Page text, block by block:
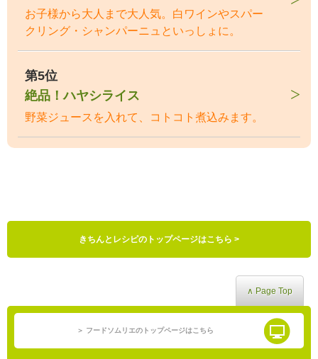
お子様から大人まで大人気。白ワインやスパー
クリング・シャンパーニュといっしょに。
第5位
絶品！ハヤシライス
野菜ジュースを入れて、コトコト煮込みます。
きちんとレシピのトップページはこちら >
∧ Page Top
＞ フードソムリエのトップページはこちら